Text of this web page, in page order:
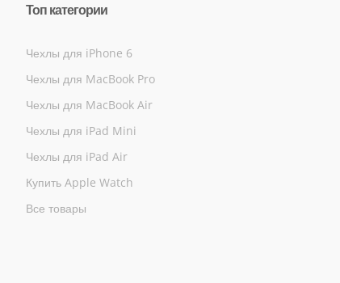
Топ категории
Чехлы для iPhone 6
Чехлы для MacBook Pro
Чехлы для MacBook Air
Чехлы для iPad Mini
Чехлы для iPad Air
Купить Apple Watch
Все товары